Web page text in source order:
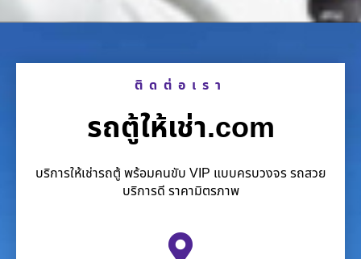
ติดต่อเรา
รถตู้ให้เช่า.com
บริการให้เช่ารถตู้ พร้อมคนขับ VIP แบบครบวงจร รถสวย
บริการดี ราคามิตรภาพ